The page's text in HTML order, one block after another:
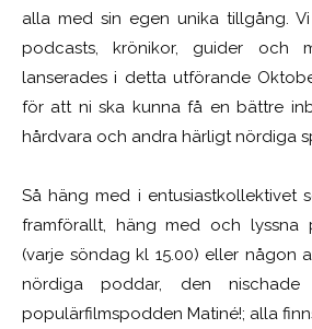
alla med sin egen unika tillgång.
podcasts, krönikor, guider och
lanserades i detta utförande
för att ni ska kunna få en bättre
hårdvara och andra härligt nördiga
Så häng med i entusiastkollektivet
framförallt, häng med och lyssna
(varje söndag kl 15.00) eller någon
nördiga poddar, den nischade
populärfilmspodden Matiné!; alla